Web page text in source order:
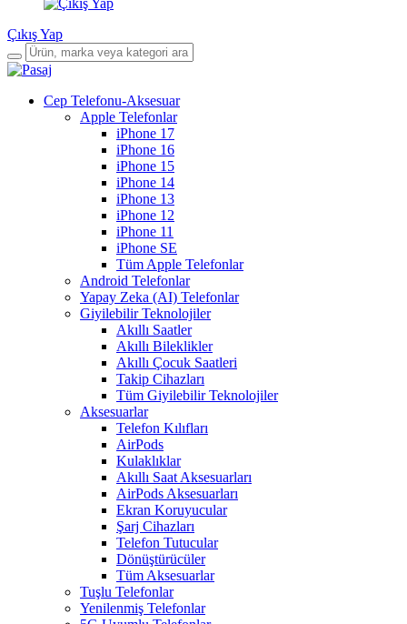
Çıkış Yap
Cep Telefonu-Aksesuar
Apple Telefonlar
iPhone 17
iPhone 16
iPhone 15
iPhone 14
iPhone 13
iPhone 12
iPhone 11
iPhone SE
Tüm Apple Telefonlar
Android Telefonlar
Yapay Zeka (AI) Telefonlar
Giyilebilir Teknolojiler
Akıllı Saatler
Akıllı Bileklikler
Akıllı Çocuk Saatleri
Takip Cihazları
Tüm Giyilebilir Teknolojiler
Aksesuarlar
Telefon Kılıfları
AirPods
Kulaklıklar
Akıllı Saat Aksesuarları
AirPods Aksesuarları
Ekran Koruyucular
Şarj Cihazları
Telefon Tutucular
Dönüştürücüler
Tüm Aksesuarlar
Tuşlu Telefonlar
Yenilenmiş Telefonlar